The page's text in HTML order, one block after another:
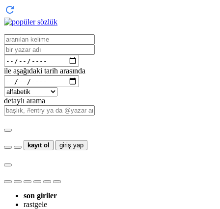
ile aşağıdaki tarih arasında
detaylı arama
kayıt ol giriş yap
son giriler
rastgele